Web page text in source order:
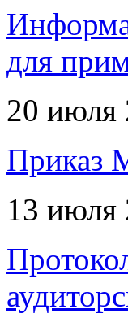
для
20 июля
Приказ
13 июля